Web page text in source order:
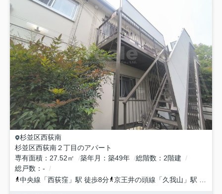
杉並区西荻南
杉並区西荻南２丁目のアパート
専有面積
27.52㎡ 築年月 築49年 総階数
2階建
総戸数
-
中央線 「西荻窪 」駅 徒歩8分 京王井の頭線 「久我山 」駅 徒歩16分